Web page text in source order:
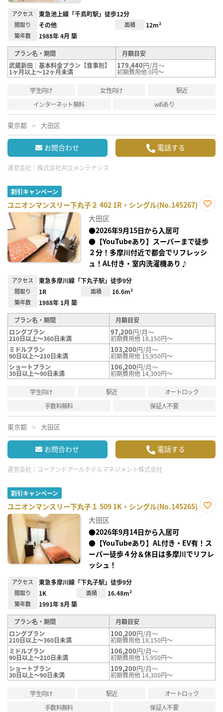
アクセス 東急池上線「千鳥町駅」徒歩12分
間取り その他 面積 12m²
築年数 1988年 4月 築
プラン名・期間
月額目安
武蔵新田｜基本料金プラン【食事別】
1ヶ月以上～12ヶ月未満
179,440円/月～
初期費用他 0円～
学生向け 女性向け
駅近
インターネット無料
wifiあり
東京都 大田区
お問合わせ 電話する
運営会社： 株式会社共立メンテナンス
割引キャンペーン
ユニオンマンスリー下丸子２ 402 1R・シングル(No.145267)
録
大田区
●2026年9月15日から入居可
●【YouTubeあり】スーパーまで徒歩
２分！多摩川付近で都会でリフレッシ
ュ！AL付き・室内洗濯機あり♪
アクセス 東急多摩川線「下丸子駅」徒歩9分
間取り 1R 面積 16.6m²
築年数 1988年 1月 築
プラン名・期間
月額目安
ロングプラン
210日以上～360日未満
97,200円/月～
初期費用他 18,150円～
ミドルプラン
90日以上～210日未満
103,200円/月～
初期費用他 15,950円～
ショートプラン
30日以上～90日未満
106,200円/月～
初期費用他 14,300円～
学生向け 駅近
オートロック
手数料無料
保証人不要
東京都 大田区
お問合わせ 電話する
運営会社： ユーアンドアールホテルマネジメント株式会社
割引キャンペーン
ユニオンマンスリー下丸子１ 509 1K・シングル(No.145265)
録
大田区
●2026年9月14日から入居可
●【YouTubeあり】AL付き・EV有！ス
ーパー徒歩４分＆休日は多摩川でリフレ
ッシュ！
アクセス 東急多摩川線「下丸子駅」徒歩9分
間取り 1K 面積 16.48m²
築年数 1991年 8月 築
プラン名・期間
月額目安
ロングプラン
210日以上～360日未満
100,200円/月～
初期費用他 18,150円～
ミドルプラン
90日以上～210日未満
106,200円/月～
初期費用他 15,950円～
ショートプラン
30日以上～90日未満
109,200円/月～
初期費用他 14,300円～
学生向け 駅近
オートロック
手数料無料
保証人不要